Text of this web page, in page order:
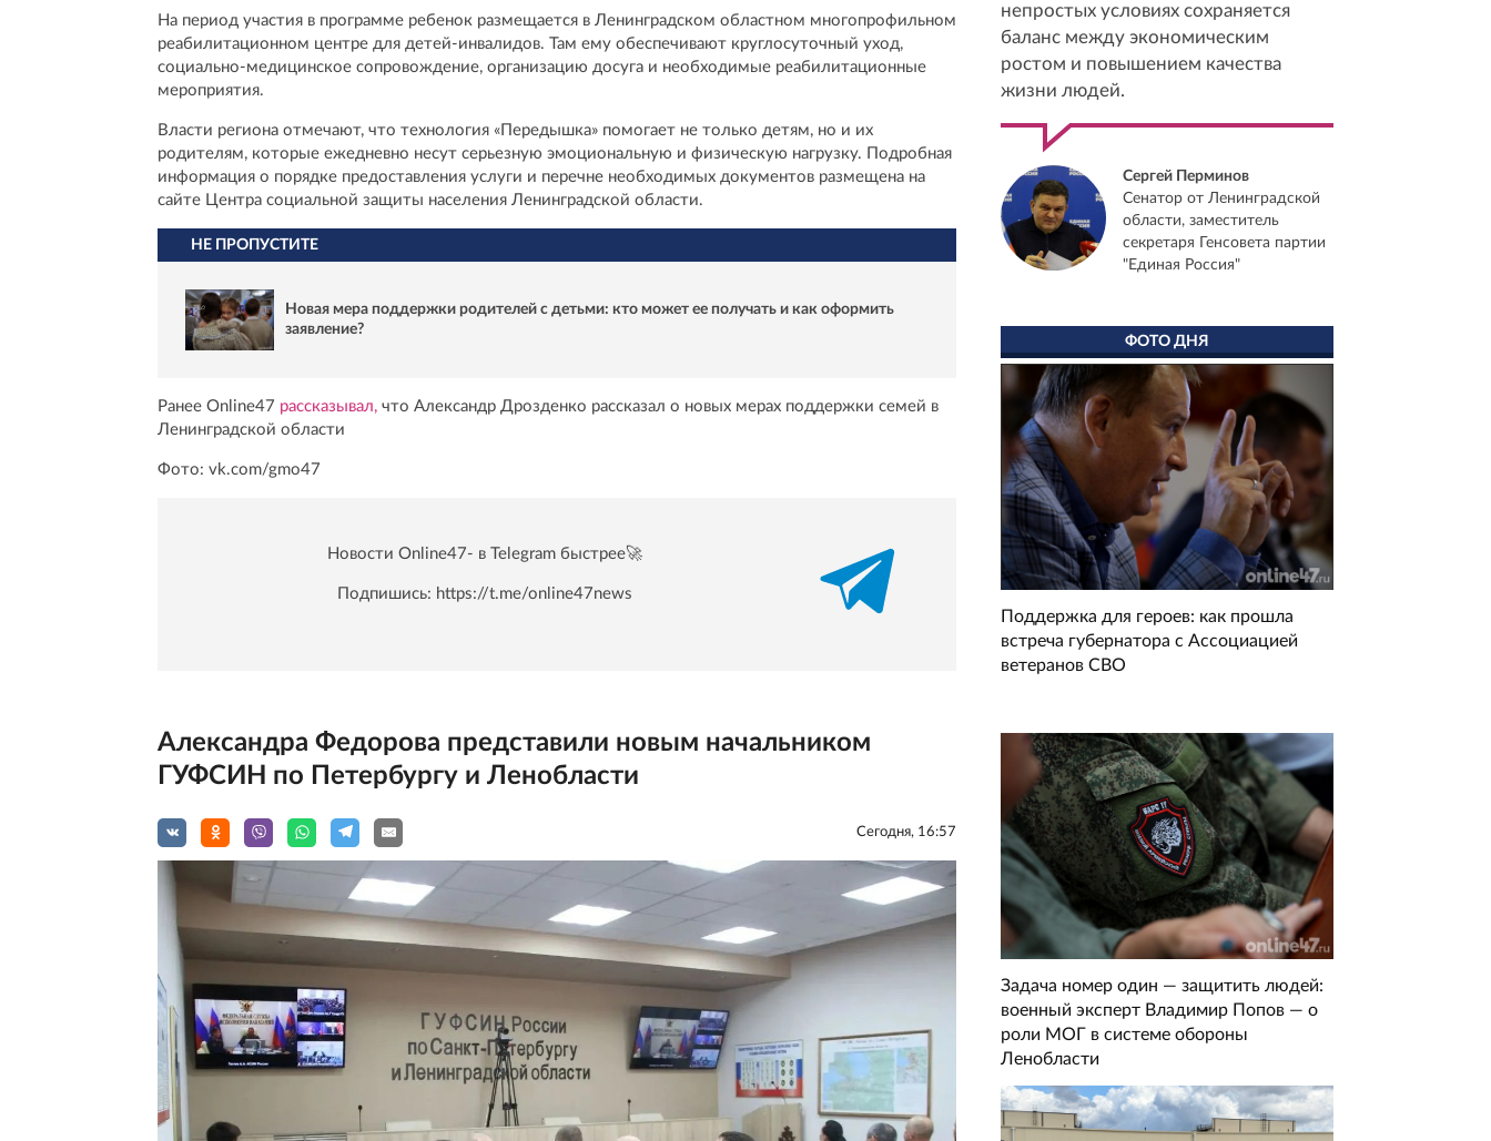
На период участия в программе ребенок размещается в Ленинградском областном многопрофильном
реабилитационном центре для детей-инвалидов. Там ему обеспечивают круглосуточный уход,
социально-медицинское сопровождение, организацию досуга и необходимые реабилитационные
мероприятия.
Власти региона отмечают, что технология «Передышка» помогает не только детям, но и их
родителям, которые ежедневно несут серьезную эмоциональную и физическую нагрузку. Подробная
информация о порядке предоставления услуги и перечне необходимых документов размещена на
сайте Центра социальной защиты населения Ленинградской области.
НЕ ПРОПУСТИТЕ
Новая мера поддержки родителей с детьми: кто может ее получать и как оформить
заявление?
Ранее Online47 рассказывал, что Александр Дрозденко рассказал о новых мерах поддержки семей в
Ленинградской области
Фото: vk.com/gmo47
Новости Online47- в Telegram быстрее🚀
Подпишись: https://t.me/online47news
Александра Федорова представили новым начальником
ГУФСИН по Петербургу и Ленобласти
Сегодня, 16:57
непростых условиях сохраняется
баланс между экономическим
ростом и повышением качества
жизни людей.
Сергей Перминов
Сенатор от Ленинградской
области, заместитель
секретаря Генсовета партии
"Единая Россия"
ФОТО ДНЯ
Поддержка для героев: как прошла
встреча губернатора с Ассоциацией
ветеранов СВО
Задача номер один — защитить людей:
военный эксперт Владимир Попов — о
роли МОГ в системе обороны
Ленобласти